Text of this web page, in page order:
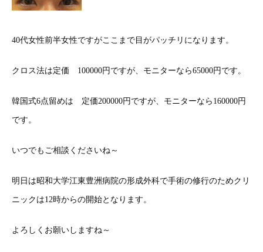
40代女性前半女性ですがここまで目がパッチリになります。
クロス法は定価 100000円ですが、モニターなら65000円です。
韓国式6点留めは 定価200000円ですが、モニターなら160000円
です。
いつでもご相談くださいね～
明日は昭和大学江東豊洲病院の形成外科で手術の修行のためクリ
ニックは12時からの開始となります。
よろしくお願いしますね～